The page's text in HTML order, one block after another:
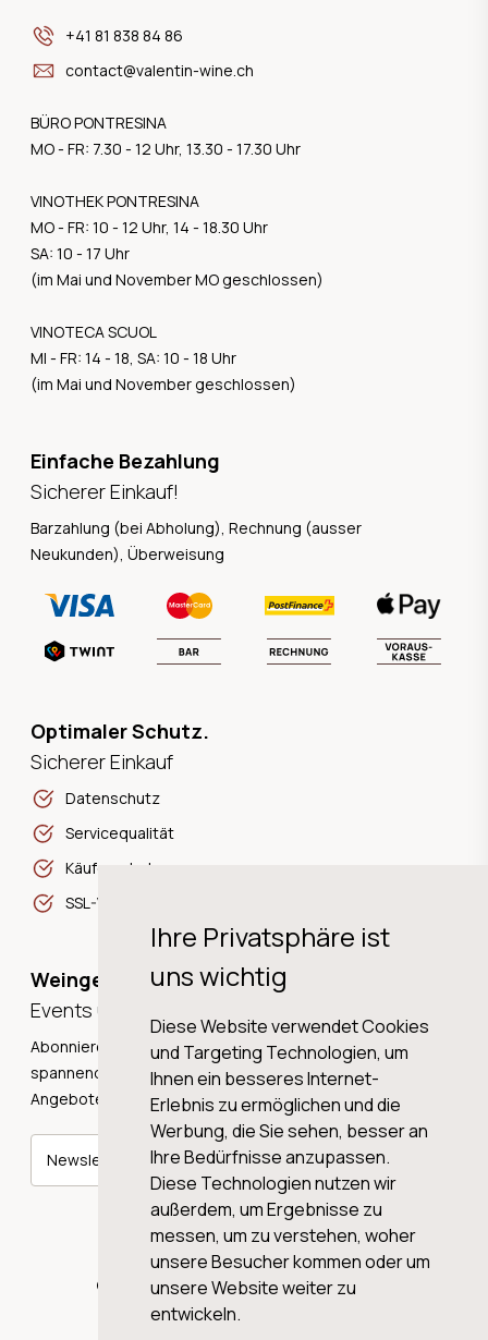
Ihre Privatsphäre ist
uns wichtig
Diese Website verwendet Cookies
und Targeting Technologien, um
Ihnen ein besseres Internet-
Erlebnis zu ermöglichen und die
Werbung, die Sie sehen, besser an
Ihre Bedürfnisse anzupassen.
Diese Technologien nutzen wir
außerdem, um Ergebnisse zu
messen, um zu verstehen, woher
unsere Besucher kommen oder um
unsere Website weiter zu
entwickeln.
+41 81 838 84 86
contact@valentin-wine.ch
BÜRO PONTRESINA
MO - FR: 7.30 - 12 Uhr, 13.30 - 17.30 Uhr
VINOTHEK PONTRESINA
MO - FR: 10 - 12 Uhr, 14 - 18.30 Uhr
SA: 10 - 17 Uhr
(im Mai und November MO geschlossen)
VINOTECA SCUOL
MI - FR: 14 - 18, SA: 10 - 18 Uhr
(im Mai und November geschlossen)
Einfache Bezahlung
Sicherer Einkauf!
Barzahlung (bei Abholung), Rechnung (ausser
Neukunden), Überweisung
Optimaler Schutz.
Sicherer Einkauf
Datenschutz
Servicequalität
Käuferschutz
SSL-Verschlüsselung
Weingeschichten,
Events und Neuigkeiten!
Abonnieren Sie unseren Newsletter und erhalten Sie
spannende Weingeschichten, Neuigkeiten und tolle
Angebote direkt in Ihre Mailbox.
Newsletter abonnieren
© 2026 WINE AG VALENTIN & VON SALIS